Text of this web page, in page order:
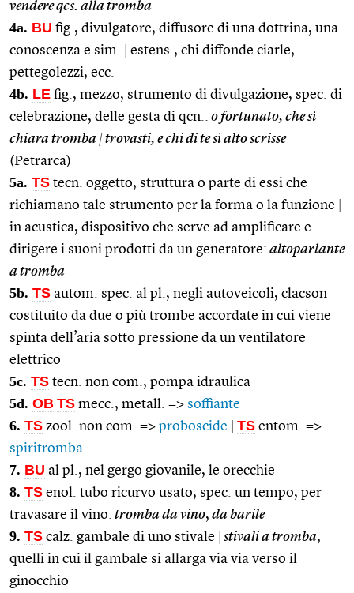
vendere qcs. alla tromba
4a. BU fig., divulgatore, diffusore di una dottrina, una
conoscenza e sim.
estens., chi diffonde ciarle,
pettegolezzi, ecc.
4b. LE fig., mezzo, strumento di divulgazione, spec. di
celebrazione, delle gesta di qcn.: o fortunato, che sì
chiara tromba |trovasti, e chi di te sì alto scrisse
(Petrarca)
5a. TS tecn. oggetto, struttura o parte di essi che
richiamano tale strumento per la forma o la funzione
in acustica, dispositivo che serve ad amplificare e
dirigere i suoni prodotti da un generatore: altoparlante
a tromba
5b. TS autom. spec. al pl., negli autoveicoli, clacson
costituito da due o più trombe accordate in cui viene
spinta dell’aria sotto pressione da un ventilatore
elettrico
5c. TS tecn. non com., pompa idraulica
5d. OB TS mecc., metall. => soffiante
6. TS zool. non com. => proboscide TS entom. =>
spiritromba
7. BU al pl., nel gergo giovanile, le orecchie
8. TS enol. tubo ricurvo usato, spec. un tempo, per
travasare il vino: tromba da vino, da barile
9. TS calz. gambale di uno stivale stivali a tromba,
quelli in cui il gambale si allarga via via verso il
ginocchio